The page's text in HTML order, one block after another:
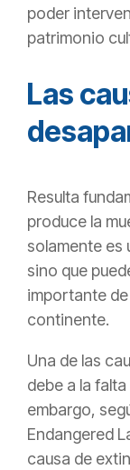
poder
patrimonio
Las
Resulta
produce la
solamente es
sino que
importante
continente.
Una de las
debe a la
embargo,
Endangered
causa de